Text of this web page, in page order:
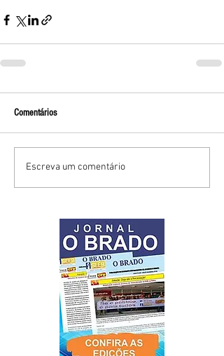
Comentários
Escreva um comentário